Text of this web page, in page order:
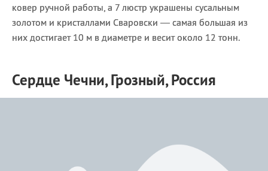
ковер ручной работы, а 7 люстр украшены сусальным
золотом и кристаллами Сваровски — самая большая из
них достигает 10 м в диаметре и весит около 12 тонн.
Сердце Чечни, Грозный, Россия